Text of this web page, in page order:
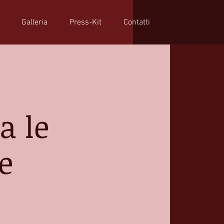
Galleria Press-Kit Contatti
le